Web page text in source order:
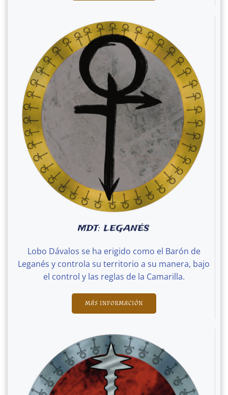
MDT: LEGANÉS
Lobo Dávalos se ha erigido como el Barón de
Leganés y controla su territorio a su manera, bajo
el control y las reglas de la Camarilla.
MÁS INFORMACIÓN